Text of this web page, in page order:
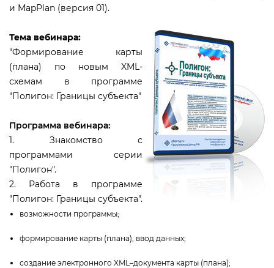
и MapPlan (версия 01).
Тема вебинара:
"Формирование карты
(плана) по новым XML-
схемам в программе
"Полигон: Границы субъекта"
Программа вебинара:
1. Знакомство с
программами серии
"Полигон".
2. Работа в программе
"Полигон: Границы субъекта".
озможности программы;
формирование карты (плана), ввод данных;
создание электронного XML–документа карты (плана);